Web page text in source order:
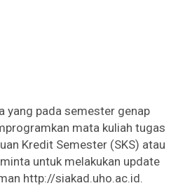
yang pada semester genap
mata kuliah tugas
Kredit Semester (SKS) atau
untuk melakukan update
http://siakad.uho.ac.id.